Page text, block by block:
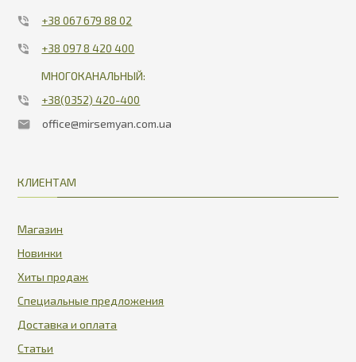
+38 067 679 88 02
+38 097 8 420 400
МНОГОКАНАЛЬНЫЙ:
+38(0352) 420-400
office@mirsemyan.com.ua
КЛИЕНТАМ
Магазин
Новинки
Хиты продаж
Специальные предложения
Доставка и оплата
Статьи